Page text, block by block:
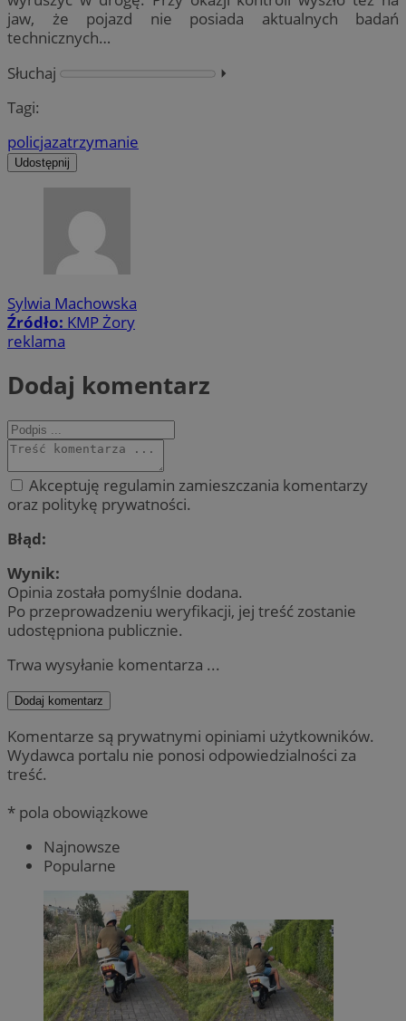
jaw, że pojazd nie posiada aktualnych badań
technicznych…
Słuchaj
⏵︎
Tagi:
policjazatrzymanie
Udostępnij
Sylwia Machowska
Źródło: KMP Żory
reklama
Dodaj komentarz
Akceptuję regulamin zamieszczania komentarzy
oraz politykę prywatności.
Błąd:
Wynik:
Opinia została pomyślnie dodana.
Po przeprowadzeniu weryfikacji, jej treść zostanie
udostępniona publicznie.
Trwa wysyłanie komentarza ...
Dodaj komentarz
Komentarze są prywatnymi opiniami użytkowników.
Wydawca portalu nie ponosi odpowiedzialności za
treść.
* pola obowiązkowe
Najnowsze
Popularne